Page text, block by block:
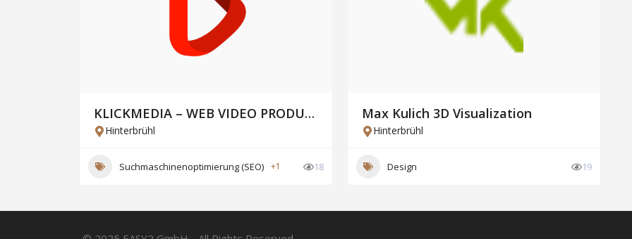
KLICKMEDIA – WEB VIDEO PRODUKTION Thomas Neuer e.U.
Hinterbrühl
Suchmaschinenoptimierung (SEO) +1 18
Max Kulich 3D Visualization
Hinterbrühl
Design 19